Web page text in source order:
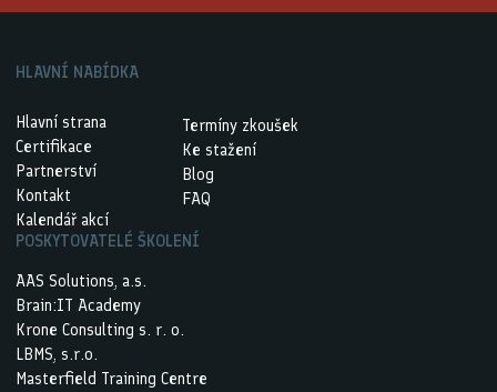
HLAVNÍ NABÍDKA
Hlavní strana
Certifikace
Partnerství
Kontakt
Kalendář akcí
Termíny zkoušek
Ke stažení
Blog
FAQ
POSKYTOVATELÉ ŠKOLENÍ
AAS Solutions, a.s.
Brain:IT Academy
Krone Consulting s. r. o.
LBMS, s.r.o.
Masterfield Training Centre